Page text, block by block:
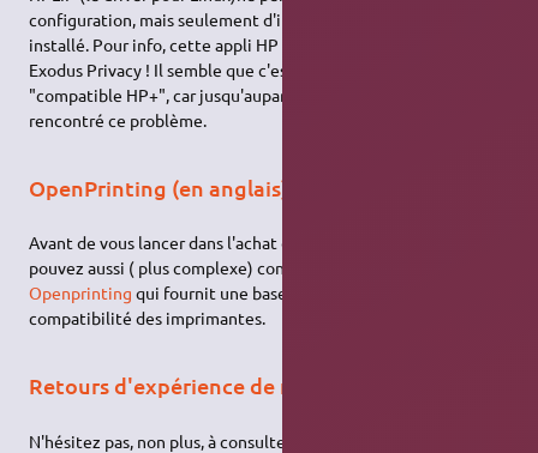
configuration, mais seulement d'imprimer et scanner une fois
installé. Pour info, cette appli HP Smart est classée 0/5 par
Exodus Privacy ! Il semble que c'est lié aux modèles
"compatible HP+", car jusqu'auparavant je n'avais jamais
rencontré ce problème.
OpenPrinting (en anglais)
Avant de vous lancer dans l'achat d'une imprimante, vous
pouvez aussi ( plus complexe) consulter le site web
Openprinting qui fournit une base de données sur la
compatibilité des imprimantes.
Retours d'expérience de nos membres
N'hésitez pas, non plus, à consulter la section du forum